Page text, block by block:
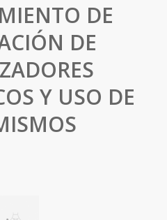
DE
DE
Y USO DE